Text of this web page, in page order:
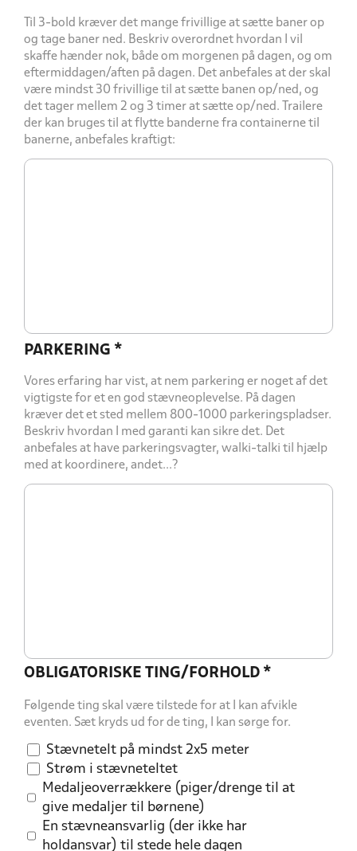
Til 3-bold kræver det mange frivillige at sætte baner op
og tage baner ned. Beskriv overordnet hvordan I vil
skaffe hænder nok, både om morgenen på dagen, og om
eftermiddagen/aften på dagen. Det anbefales at der skal
være mindst 30 frivillige til at sætte banen op/ned, og
det tager mellem 2 og 3 timer at sætte op/ned. Trailere
der kan bruges til at flytte banderne fra containerne til
banerne, anbefales kraftigt:
PARKERING *
Vores erfaring har vist, at nem parkering er noget af det
vigtigste for et en god stævneoplevelse. På dagen
kræver det et sted mellem 800-1000 parkeringspladser.
Beskriv hvordan I med garanti kan sikre det. Det
anbefales at have parkeringsvagter, walki-talki til hjælp
med at koordinere, andet...?
OBLIGATORISKE TING/FORHOLD *
Følgende ting skal være tilstede for at I kan afvikle
eventen. Sæt kryds ud for de ting, I kan sørge for.
Stævnetelt på mindst 2x5 meter
Strøm i stævneteltet
Medaljeoverrækkere (piger/drenge til at
give medaljer til børnene)
En stævneansvarlig (der ikke har
holdansvar) til stede hele dagen